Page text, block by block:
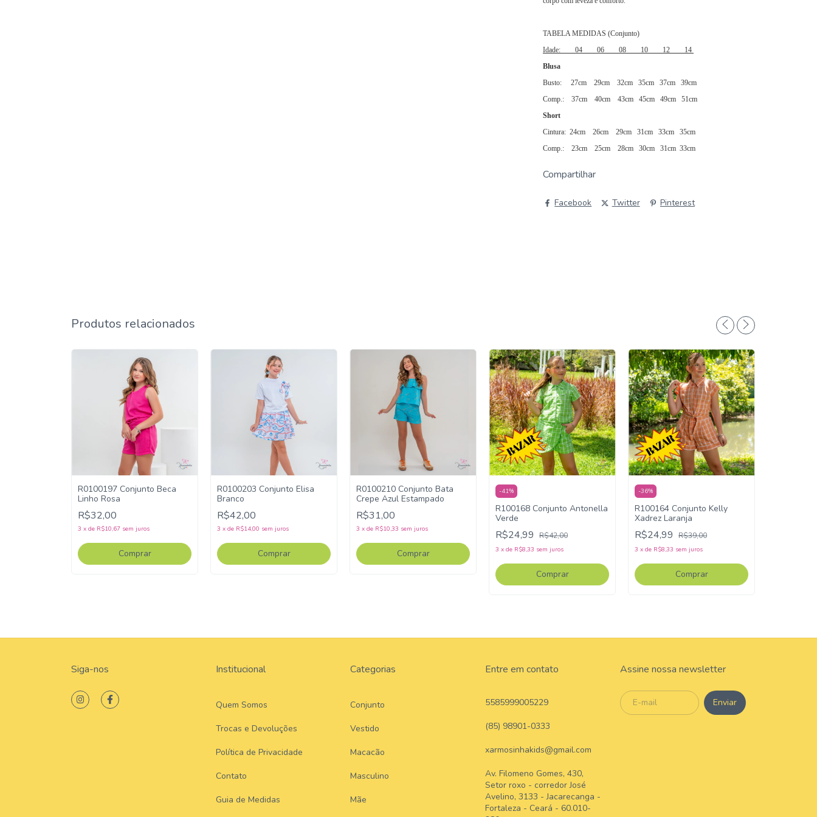
TABELA MEDIDAS (Conjunto)
Idade:
04 06 08 10
12 14
Blusa
Busto:
27cm 29cm 32cm 35cm
37cm 39cm
Comp.:
37cm 40cm 43cm 45cm
49cm 51cm
Short
Cintura: 24cm 26cm 29cm 31cm
33cm 35cm
Comp.:
23cm 25cm 28cm 30cm 31cm 33cm
Compartilhar
Facebook Twitter Pinterest
Produtos relacionados
R0100197 Conjunto Beca
Linho Rosa
R$32,00
3 x de R$10,67 sem juros
Comprar
R0100203 Conjunto Elisa
Branco
R$42,00
3 x de R$14,00 sem juros
Comprar
R0100210 Conjunto Bata
Crepe Azul Estampado
R$31,00
3 x de R$10,33 sem juros
Comprar
-41%
R100168 Conjunto Antonella
Verde
R$24,99 R$42,00
3 x de R$8,33 sem juros
Comprar
-36%
R100164 Conjunto Kelly
Xadrez Laranja
R$24,99 R$39,00
3 x de R$8,33 sem juros
Comprar
Siga-nos Institucional
Quem Somos
Trocas e Devoluções
Política de Privacidade
Contato
Guia de Medidas
Categorias
Conjunto
Vestido
Macacão
Masculino
Mãe
Entre em contato
5585999005229
(85) 98901-0333
xarmosinhakids@gmail.com
Av. Filomeno Gomes, 430,
Setor roxo - corredor José
Avelino, 3133 - Jacarecanga -
Fortaleza - Ceará - 60.010-
Assine nossa newsletter